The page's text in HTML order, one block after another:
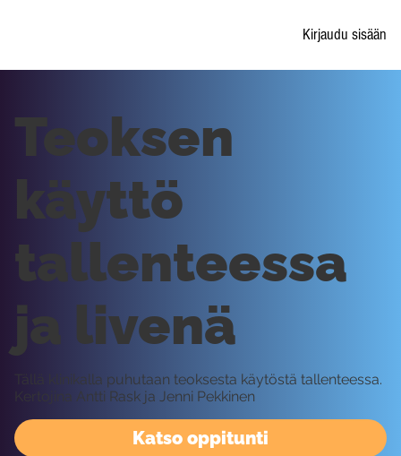
Kirjaudu sisään
Katso oppitunti
Teoksen
käyttö
tallenteessa
ja livenä
Tällä klinikalla puhutaan teoksesta käytöstä tallenteessa.
Kertojina Antti Rask ja Jenni Pekkinen